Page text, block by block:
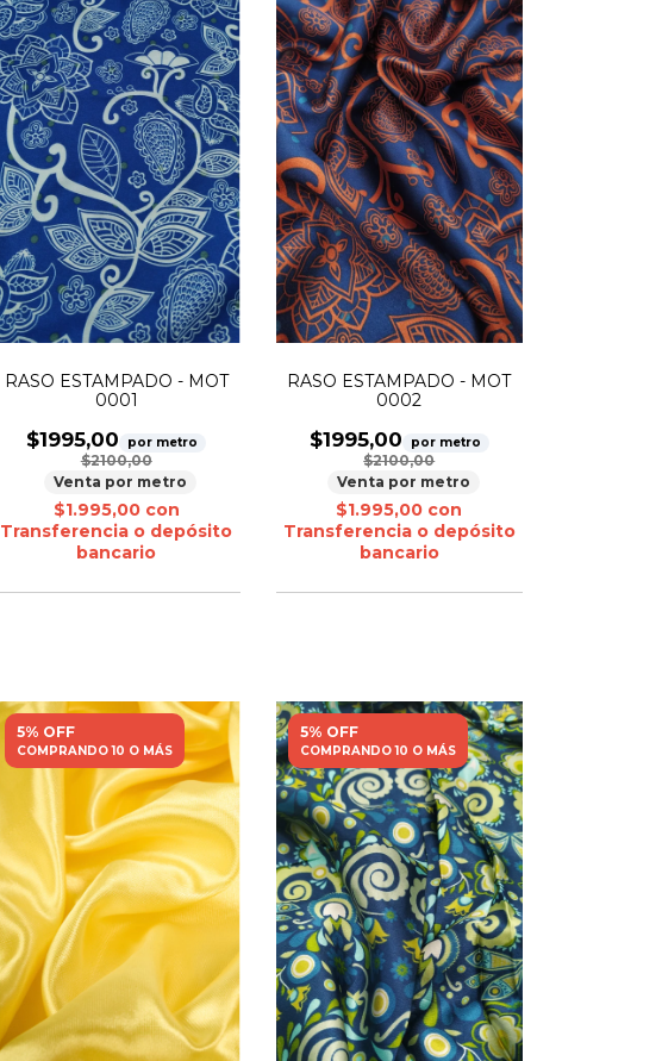
RASO ESTAMPADO - MOT
0001
$1995,00 por metro
$2100,00
Venta por metro
$1.995,00 con
Transferencia o depósito
bancario
RASO ESTAMPADO - MOT
0002
$1995,00 por metro
$2100,00
Venta por metro
$1.995,00 con
Transferencia o depósito
bancario
5% OFF
COMPRANDO 10 O MÁS
5% OFF
COMPRANDO 10 O MÁS